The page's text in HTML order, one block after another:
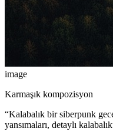
image
Karmaşık kompozisyon
“Kalabalık bir siberpunk
yansımaları, detaylı kalabalık